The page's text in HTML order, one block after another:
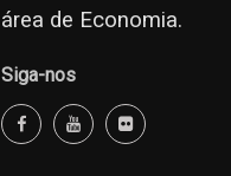
área de Economia.
Siga-nos